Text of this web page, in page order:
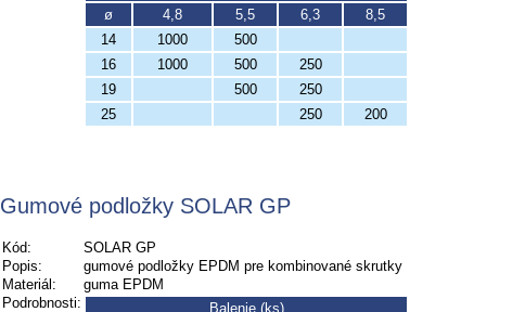
ø
4,8 5,5 6,3
8,5
14
1000
500
16
1000 500
250
19
500
250
25
250 200
Gumové podložky SOLAR GP
Kód:
SOLAR GP
Popis:
gumové podložky EPDM pre kombinované skrutky
Materiál:
guma EPDM
Podrobnosti:
Balenie (ks)